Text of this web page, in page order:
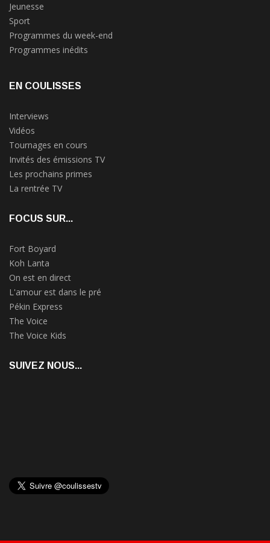
Jeunesse
Sport
Programmes du week-end
Programmes inédits
EN COULISSES
Interviews
Vidéos
Tournages en cours
Invités des émissions TV
Les prochains primes
La rentrée TV
FOCUS SUR...
Fort Boyard
Koh Lanta
On est en direct
L'amour est dans le pré
Pékin Express
The Voice
The Voice Kids
SUIVEZ NOUS...